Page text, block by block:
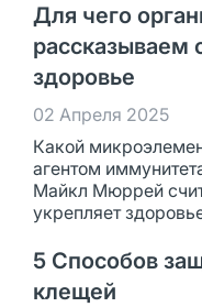
Для чего
рассказываем
здоровье
02 Апреля 2025
Какой
агентом
Майкл Мюррей
укрепляет
5 Способов
клещей